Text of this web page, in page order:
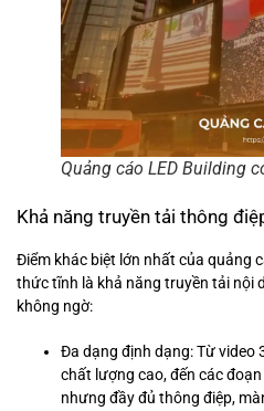
Quảng cáo LED Building
Khả năng truyền tải thông
Điểm khác biệt lớn nhất của quảng
thức tĩnh là khả năng truyền tải nội
không ngờ:
Đa dạng định dạng: Từ video
chất lượng cao, đến các
nhưng đầy đủ thông điệp,